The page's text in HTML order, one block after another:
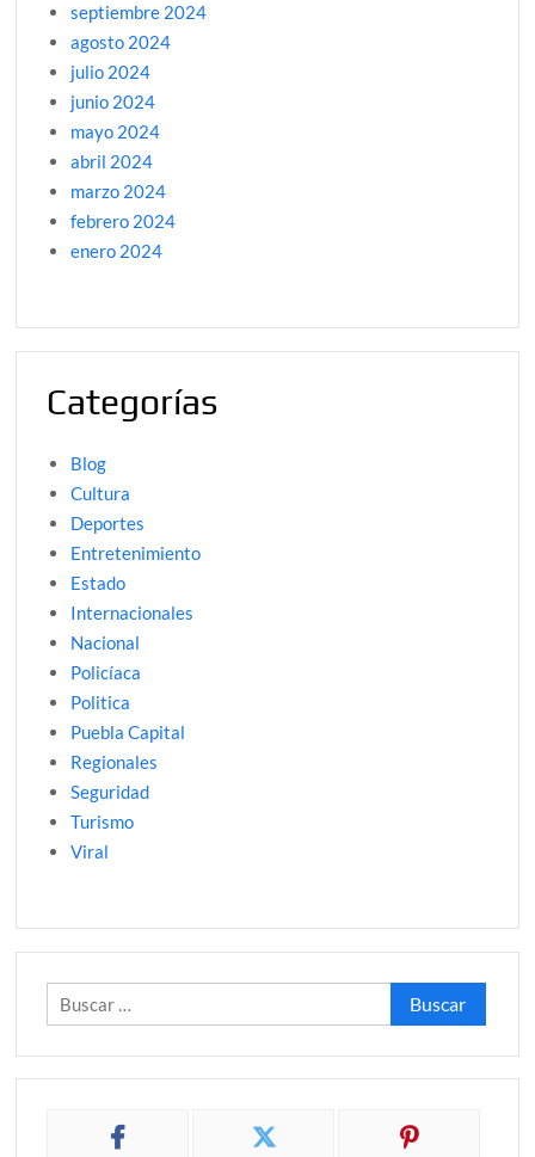
septiembre 2024
agosto 2024
julio 2024
junio 2024
mayo 2024
abril 2024
marzo 2024
febrero 2024
enero 2024
Categorías
Blog
Cultura
Deportes
Entretenimiento
Estado
Internacionales
Nacional
Policíaca
Politica
Puebla Capital
Regionales
Seguridad
Turismo
Viral
Buscar: